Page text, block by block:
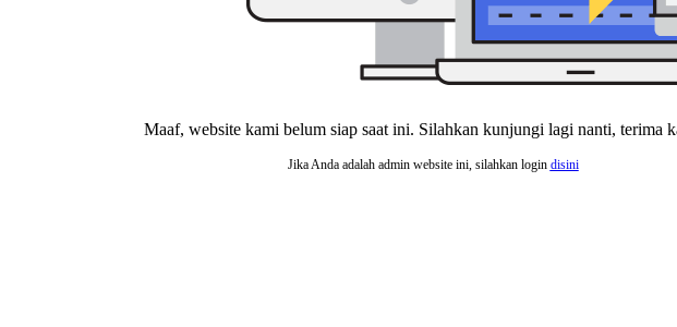
Maaf, website kami belum siap saat ini. Silahkan kunjungi lagi nanti, terima
Jika Anda adalah admin website ini, silahkan login disini